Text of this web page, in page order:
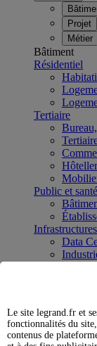
Projet
Métier
Bâtiment
Résidentiel
Tertiaire
Public et santé
Data
Le site legrand.fr et
fonctionnalités du
contenus de